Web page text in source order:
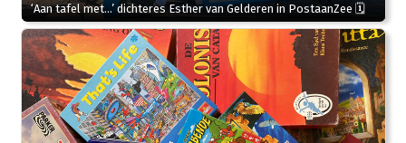
‘Aan tafel met…’ dichteres Esther van Gelderen in PostaanZee 🗓